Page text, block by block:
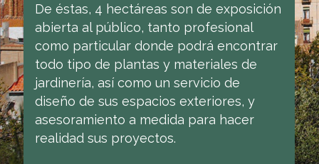
De éstas, 4 hectáreas son de exposición
abierta al público, tanto profesional
como particular donde podrá encontrar
todo tipo de plantas y materiales de
jardinería, así como un servicio de
diseño de sus espacios exteriores, y
asesoramiento a medida para hacer
realidad sus proyectos.